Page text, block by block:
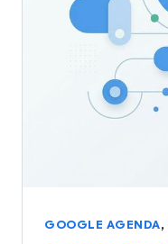
GOOGLE AGENDA,